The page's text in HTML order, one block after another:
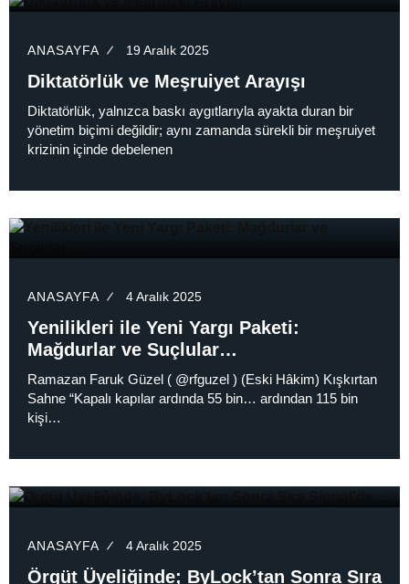
ANASAYFA 19 Aralık 2025
Diktatörlük ve Meşruiyet Arayışı
Diktatörlük, yalnızca baskı aygıtlarıyla ayakta duran bir
yönetim biçimi değildir; aynı zamanda sürekli bir meşruiyet
krizinin içinde debelenen
ANASAYFA 4 Aralık 2025
Yenilikleri ile Yeni Yargı Paketi:
Mağdurlar ve Suçlular…
Ramazan Faruk Güzel ( @rfguzel ) (Eski Hâkim) Kışkırtan
Sahne “Kapalı kapılar ardında 55 bin… ardından 115 bin
kişi…
ANASAYFA 4 Aralık 2025
Örgüt Üyeliğinde; ByLock’tan Sonra Sıra